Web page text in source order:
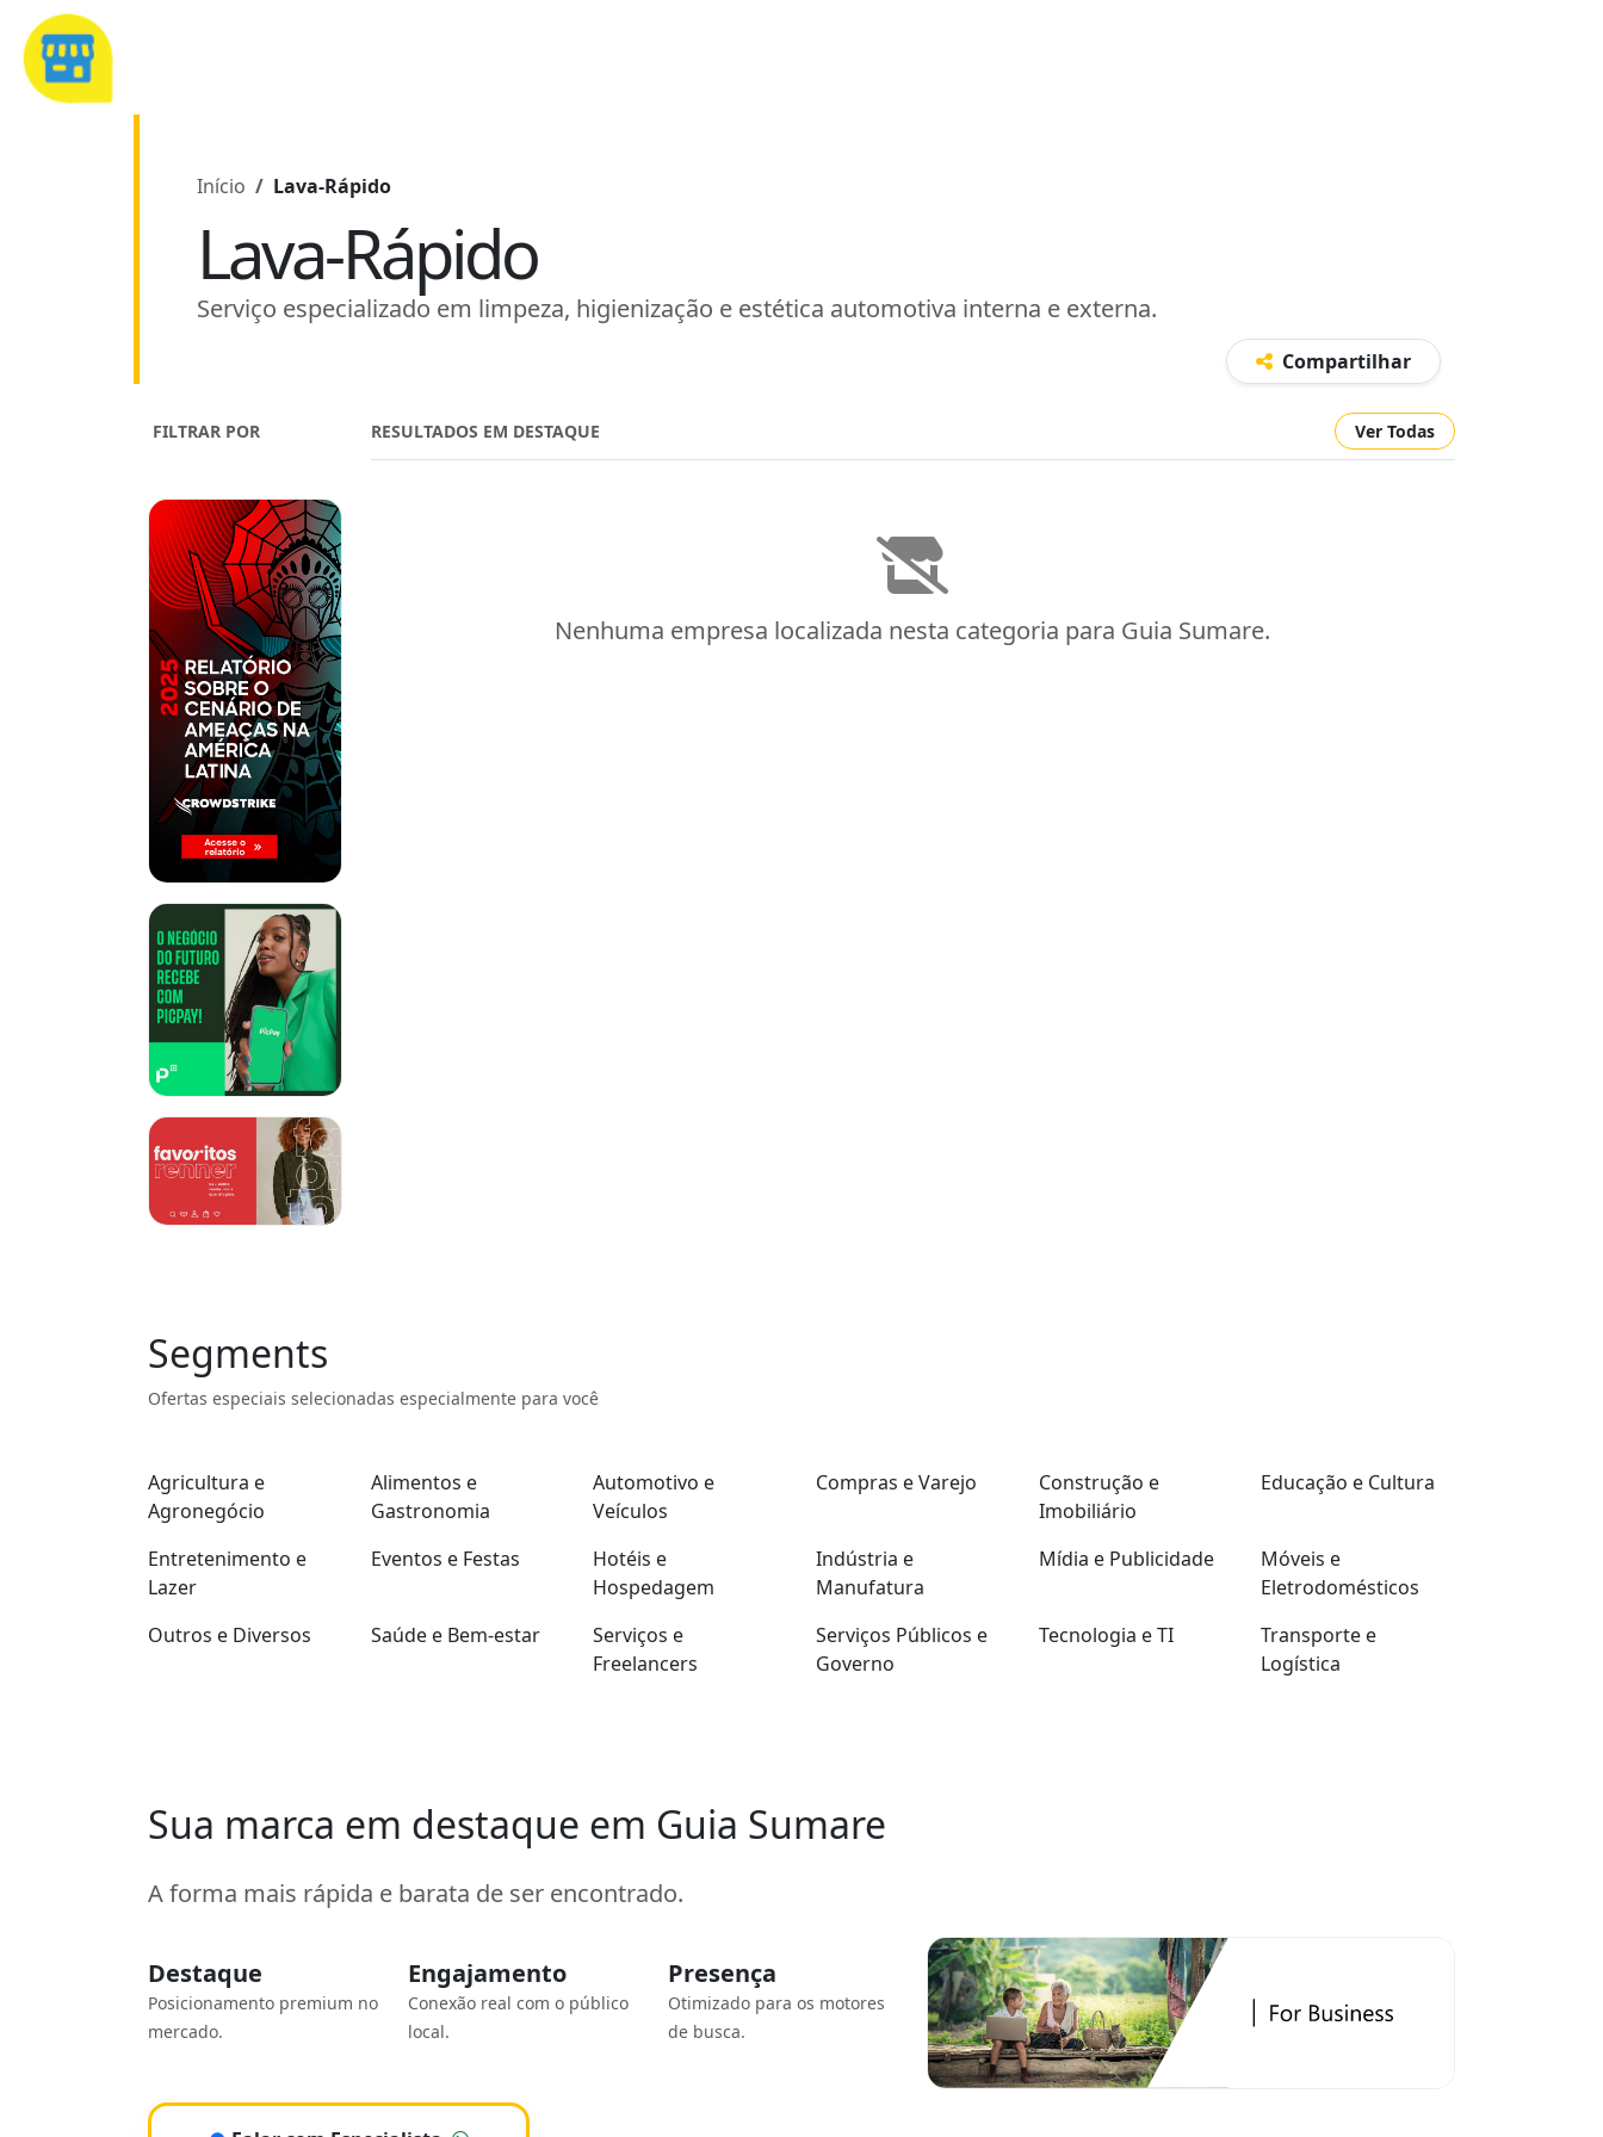
Início Lava-Rápido
Lava-Rápido
Serviço especializado em limpeza, higienização e estética automotiva interna e externa.
Compartilhar
FILTRAR POR RESULTADOS EM DESTAQUE Ver Todas
Nenhuma empresa localizada nesta categoria para Guia Sumare.
Segments
Ofertas especiais selecionadas especialmente para você
Agricultura e
Agronegócio
Alimentos e
Gastronomia
Automotivo e
Veículos
Compras e Varejo
Construção e
Imobiliário
Educação e Cultura
Entretenimento e
Lazer
Eventos e Festas
Hotéis e
Hospedagem
Indústria e
Manufatura
Mídia e Publicidade
Móveis e
Eletrodomésticos
Outros e Diversos
Saúde e Bem-estar
Serviços e
Freelancers
Serviços Públicos e
Governo
Tecnologia e TI
Transporte e
Logística
Sua marca em destaque em Guia Sumare
A forma mais rápida e barata de ser encontrado.
Destaque
Posicionamento premium no
mercado.
Engajamento
Conexão real com o público
local.
Presença
Otimizado para os motores
de busca.